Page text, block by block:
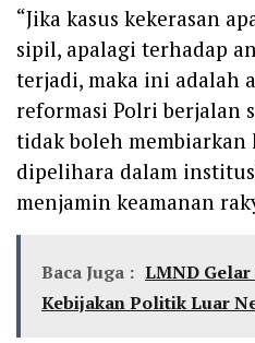
“Jika kasus kekerasan
sipil, apalagi terhadap
terjadi, maka ini adalah
reformasi Polri berjalan
tidak boleh
dipelihara dalam
menjamin keamanan
Baca Juga : LMND
Kebijakan Politik Luar